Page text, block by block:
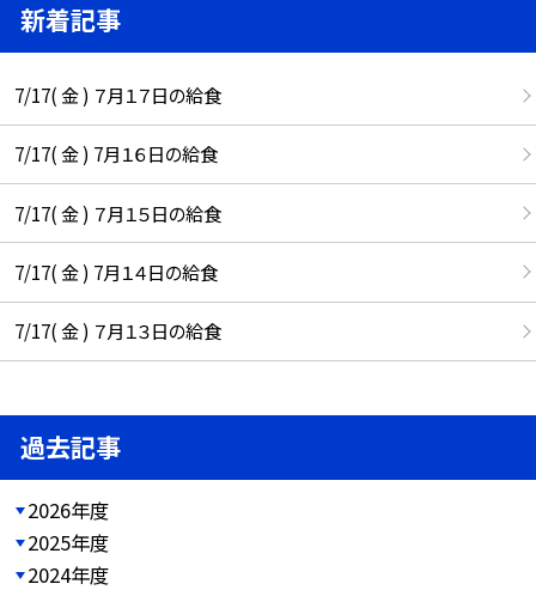
新着記事
7/17( 金 ) ７月１７日の給食
7/17( 金 ) 7月１６日の給食
7/17( 金 ) ７月１５日の給食
7/17( 金 ) 7月１４日の給食
7/17( 金 ) ７月１３日の給食
過去記事
2026年度
2025年度
2024年度